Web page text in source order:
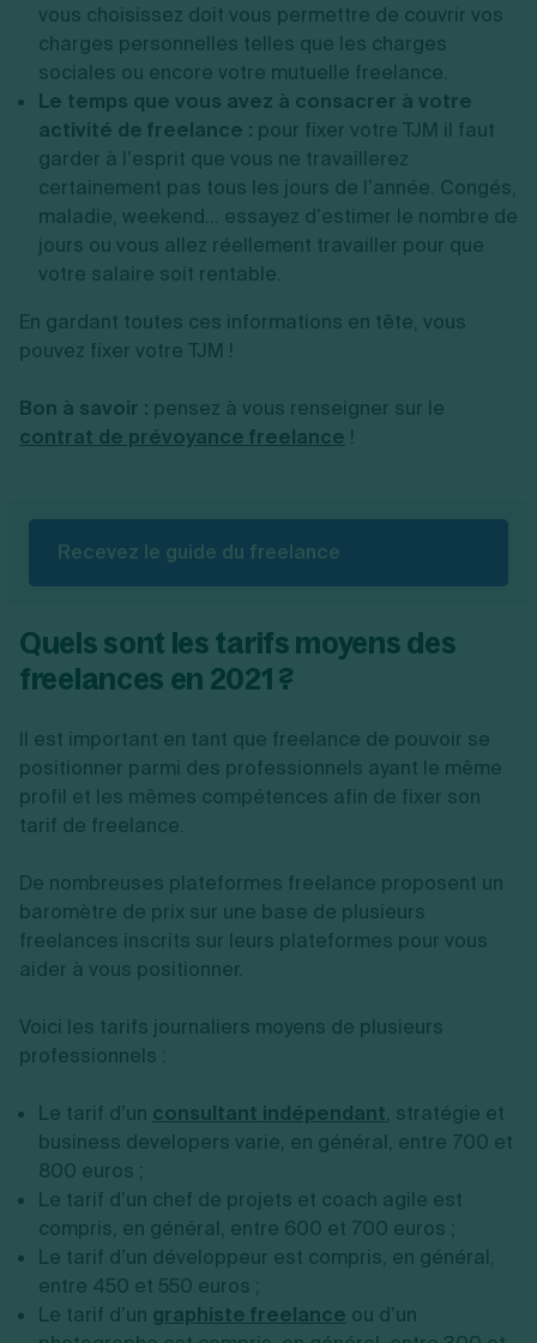
vous choisissez doit vous permettre de couvrir vos
charges personnelles telles que les charges
sociales ou encore votre mutuelle freelance.
Le temps que vous avez à consacrer à votre
activité de freelance : pour fixer votre TJM il faut
garder à l’esprit que vous ne travaillerez
certainement pas tous les jours de l’année. Congés,
maladie, weekend... essayez d’estimer le nombre de
jours ou vous allez réellement travailler pour que
votre salaire soit rentable.
En gardant toutes ces informations en tête, vous
pouvez fixer votre TJM !
Bon à savoir : pensez à vous renseigner sur le
contrat de prévoyance freelance !
Recevez le guide du freelance
Quels sont les tarifs moyens des
freelances en 2021 ?
Il est important en tant que freelance de pouvoir se
positionner parmi des professionnels ayant le même
profil et les mêmes compétences afin de fixer son
tarif de freelance.
De nombreuses plateformes freelance proposent un
baromètre de prix sur une base de plusieurs
freelances inscrits sur leurs plateformes pour vous
aider à vous positionner.
Voici les tarifs journaliers moyens de plusieurs
professionnels :
Le tarif d’un consultant indépendant, stratégie et
business developers varie, en général, entre 700 et
800 euros ;
Le tarif d’un chef de projets et coach agile est
compris, en général, entre 600 et 700 euros ;
Le tarif d’un développeur est compris, en général,
entre 450 et 550 euros ;
Le tarif d’un graphiste freelance ou d’un